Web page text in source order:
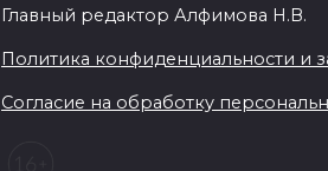
Главный редактор Алфимова Н.В.
Политика конфиденциальности и
Согласие на обработку